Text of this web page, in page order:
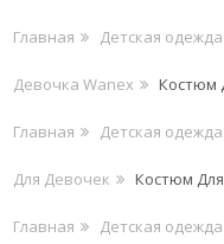
Главная Детская одежда
Девочка Wanex Костюм
Главная Детская одежда
Для Девочек Костюм
Главная Детская одежда